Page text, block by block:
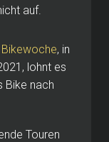
auf.
, in
lohnt es
Bike nach
Touren